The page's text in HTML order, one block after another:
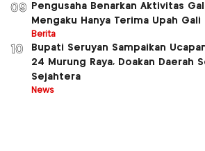
09
Pengusaha Benarkan Aktivitas
Mengaku Hanya Terima Upah Gali
Berita
10
Bupati Seruyan Sampaikan
24 Murung Raya, Doakan Daerah
Sejahtera
News